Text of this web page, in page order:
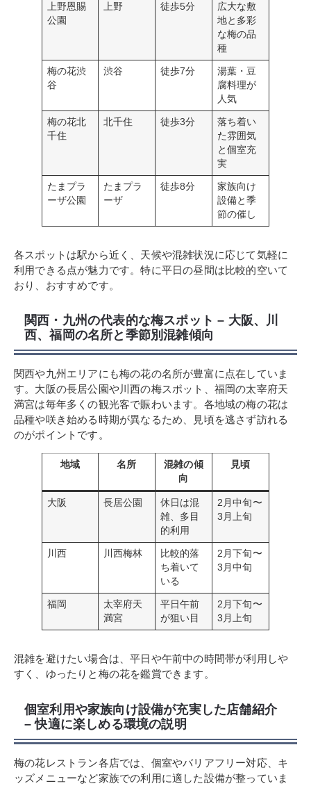
上野恩賜
公園
上野 徒歩5分
広大な敷
地と多彩
な梅の品
種
梅の花渋
谷
渋谷 徒歩7分
湯葉・豆
腐料理が
人気
梅の花北
千住
北千住 徒歩3分
落ち着い
た雰囲気
と個室充
実
たまプラ
ーザ公園
たまプラ
ーザ
徒歩8分
家族向け
設備と季
節の催し
各スポットは駅から近く、天候や混雑状況に応じて気軽に
利用できる点が魅力です。特に平日の昼間は比較的空いて
おり、おすすめです。
関西・九州の代表的な梅スポット – 大阪、川
西、福岡の名所と季節別混雑傾向
関西や九州エリアにも梅の花の名所が豊富に点在していま
す。大阪の長居公園や川西の梅スポット、福岡の太宰府天
満宮は毎年多くの観光客で賑わいます。各地域の梅の花は
品種や咲き始める時期が異なるため、見頃を逃さず訪れる
のがポイントです。
地域 名所
混雑の傾
向
見頃
大阪 長居公園
休日は混
雑、多目
的利用
2月中旬〜
3月上旬
川西 川西梅林
比較的落
ち着いて
いる
2月下旬〜
3月中旬
福岡
太宰府天
満宮
平日午前
が狙い目
2月下旬〜
3月上旬
混雑を避けたい場合は、平日や午前中の時間帯が利用しや
すく、ゆったりと梅の花を鑑賞できます。
個室利用や家族向け設備が充実した店舗紹介
– 快適に楽しめる環境の説明
梅の花レストラン各店では、個室やバリアフリー対応、キ
ッズメニューなど家族での利用に適した設備が整っていま